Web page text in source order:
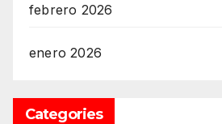
febrero 2026
enero 2026
Categories